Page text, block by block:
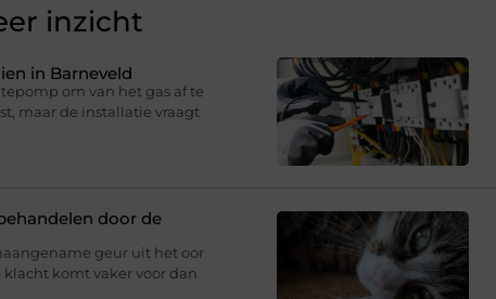
inzicht
in Barneveld
om van het gas af te
maar de installatie vraagt
door de
geur uit het oor
komt vaker voor dan